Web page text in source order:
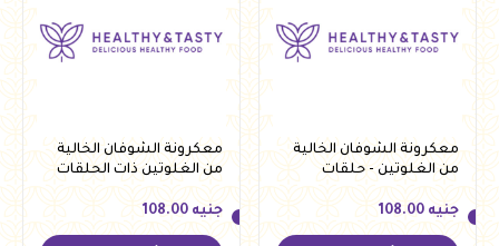
معكرونة الشوفان الخالية
من الغلوتين - حلقات
صغيرة من لينو 250 جرام
جنيه 108.00
معكرونة الشوفان الخالية
من الغلوتين ذات الحلقات
الكبيرة من لينو 250 جرام
جنيه 108.00